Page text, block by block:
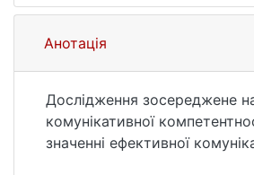
Київ, 2024. 84 с. URL:
https://ir.library.knu.ua/
4 (дата звернення:
Анотація
Дослідження зосереджене
комунікативної
значенні ефективної